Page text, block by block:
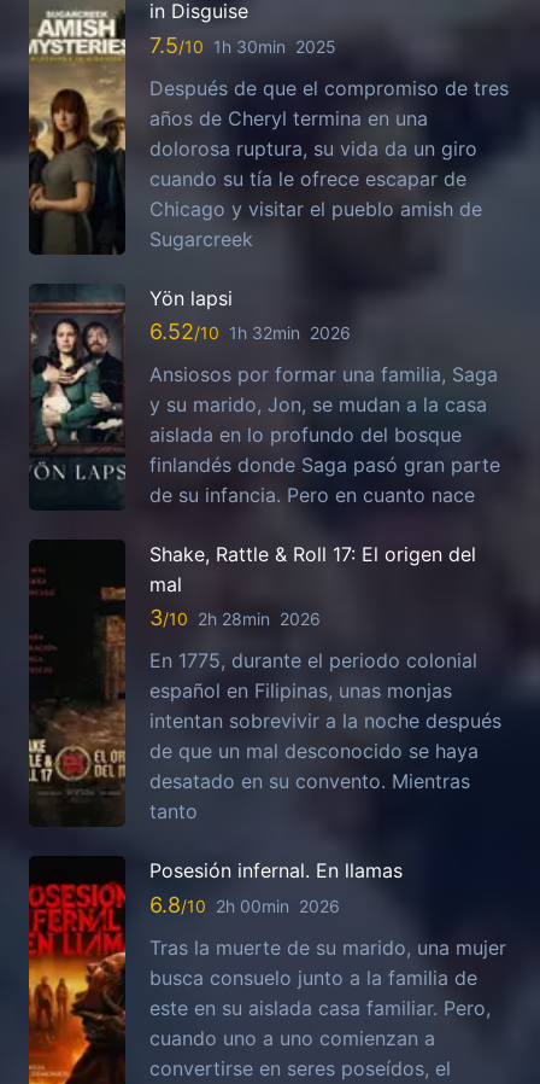
in Disguise
7.5 1h 30min 2025
Después de que el compromiso de tres
años de Cheryl termina en una
dolorosa ruptura, su vida da un giro
cuando su tía le ofrece escapar de
Chicago y visitar el pueblo amish de
Sugarcreek
Yön lapsi
6.52 1h 32min 2026
Ansiosos por formar una familia, Saga
y su marido, Jon, se mudan a la casa
aislada en lo profundo del bosque
finlandés donde Saga pasó gran parte
de su infancia. Pero en cuanto nace
Shake, Rattle & Roll 17: El origen del
mal
3 2h 28min 2026
En 1775, durante el periodo colonial
español en Filipinas, unas monjas
intentan sobrevivir a la noche después
de que un mal desconocido se haya
desatado en su convento. Mientras
tanto
Posesión infernal. En llamas
6.8 2h 00min 2026
Tras la muerte de su marido, una mujer
busca consuelo junto a la familia de
este en su aislada casa familiar. Pero,
cuando uno a uno comienzan a
convertirse en seres poseídos, el